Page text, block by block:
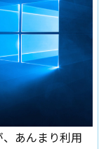
あんまり利用